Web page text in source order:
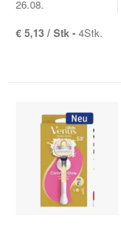
26.08.
€ 5,13 / Stk - 4Stk.